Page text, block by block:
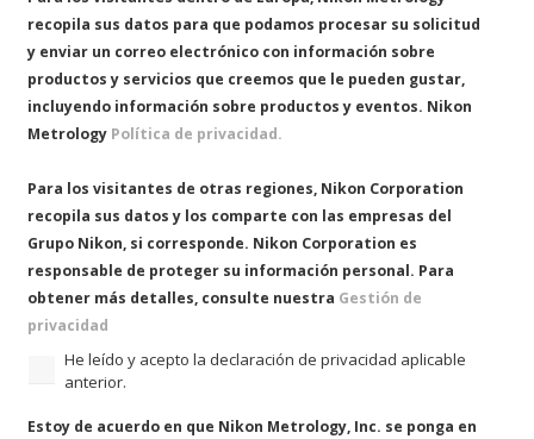
recopila sus datos para que podamos procesar su solicitud
y enviar un correo electrónico con información sobre
productos y servicios que creemos que le pueden gustar,
incluyendo información sobre productos y eventos. Nikon
Metrology Política de privacidad.
Para los visitantes de otras regiones, Nikon Corporation
recopila sus datos y los comparte con las empresas del
Grupo Nikon, si corresponde. Nikon Corporation es
responsable de proteger su información personal. Para
obtener más detalles, consulte nuestra Gestión de
privacidad
He leído y acepto la declaración de privacidad aplicable
anterior.
Consentir
Estoy de acuerdo en que Nikon Metrology, Inc. se ponga en